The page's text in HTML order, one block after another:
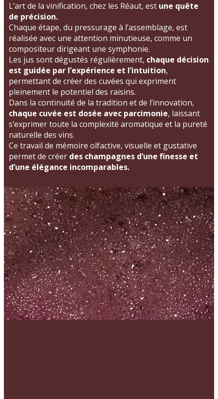
L’art de la vinification, chez les Réaut, est une quête
de précision.
Chaque étape, du pressurage à l’assemblage, est
réalisée avec une attention minutieuse, comme un
compositeur dirigeant une symphonie.
Les jus sont dégustés régulièrement, chaque décision
est guidée par l’expérience et l’intuition,
permettant de créer des cuvées qui expriment
pleinement le potentiel des raisins.
Dans la continuité de la tradition et de l’innovation,
chaque cuvée est dosée avec parcimonie, laissant
s’exprimer toute la complexité aromatique et la pureté
naturelle des vins.
Ce travail de mémoire olfactive, visuelle et gustative
permet de créer des champagnes d’une finesse et
d’une élégance incomparables.